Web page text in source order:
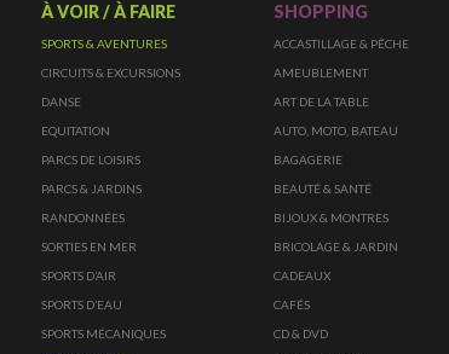
À VOIR / À FAIRE
SPORTS & AVENTURES
CIRCUITS & EXCURSIONS
DANSE
EQUITATION
PARCS DE LOISIRS
PARCS & JARDINS
RANDONNÉES
SORTIES EN MER
SPORTS D’AIR
SPORTS D’EAU
SPORTS MÉCANIQUES
SHOPPING
ACCASTILLAGE & PÊCHE
AMEUBLEMENT
ART DE LA TABLE
AUTO, MOTO, BATEAU
BAGAGERIE
BEAUTÉ & SANTÉ
BIJOUX & MONTRES
BRICOLAGE & JARDIN
CADEAUX
CAFÉS
CD & DVD